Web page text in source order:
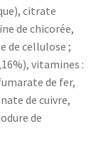
citrate
de chicorée,
de cellulose ;
vitamines :
de fer,
de cuivre,
de